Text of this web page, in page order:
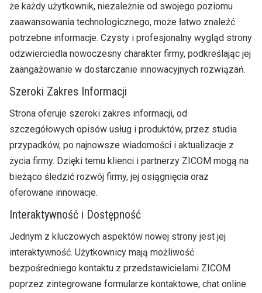
że każdy użytkownik, niezależnie od swojego poziomu
zaawansowania technologicznego, może łatwo znaleźć
potrzebne informacje. Czysty i profesjonalny wygląd strony
odzwierciedla nowoczesny charakter firmy, podkreślając jej
zaangażowanie w dostarczanie innowacyjnych rozwiązań.
Szeroki Zakres Informacji
Strona oferuje szeroki zakres informacji, od
szczegółowych opisów usług i produktów, przez studia
przypadków, po najnowsze wiadomości i aktualizacje z
życia firmy. Dzięki temu klienci i partnerzy ZICOM mogą na
bieżąco śledzić rozwój firmy, jej osiągnięcia oraz
oferowane innowacje.
Interaktywność i Dostępność
Jednym z kluczowych aspektów nowej strony jest jej
interaktywność. Użytkownicy mają możliwość
bezpośredniego kontaktu z przedstawicielami ZICOM
poprzez zintegrowane formularze kontaktowe, chat online